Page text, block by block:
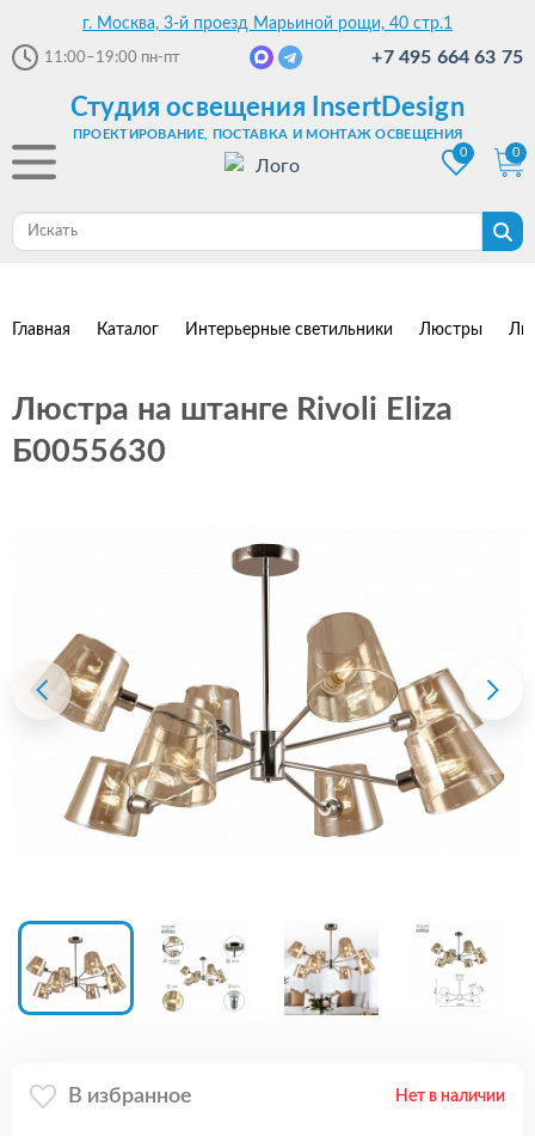
г. Москва, 3-й проезд Марьиной рощи, 40 стр.1
11:00–19:00 пн-пт +7 495 664 63 75
Студия освещения InsertDesign
ПРОЕКТИРОВАНИЕ, ПОСТАВКА И МОНТАЖ ОСВЕЩЕНИЯ
0
0
Главная Каталог Интерьерные светильники Люстры
Люстра на штанге Rivoli Eliza
Б0055630
В избранное Нет в наличии